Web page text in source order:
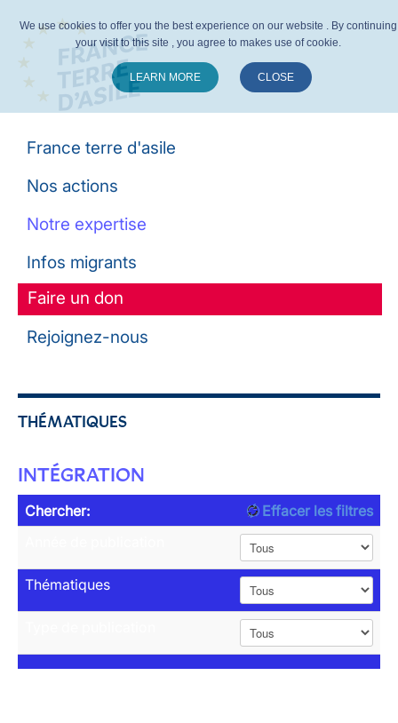
France terre d'asile
Nos actions
Notre expertise
Infos migrants
Faire un don
Rejoignez-nous
THÉMATIQUES
INTÉGRATION
Chercher:
Effacer les filtres
Thématiques
We use cookies to offer you the best experience on our website . By continuing
your visit to this site , you agree to makes use of cookie.
LEARN MORE CLOSE